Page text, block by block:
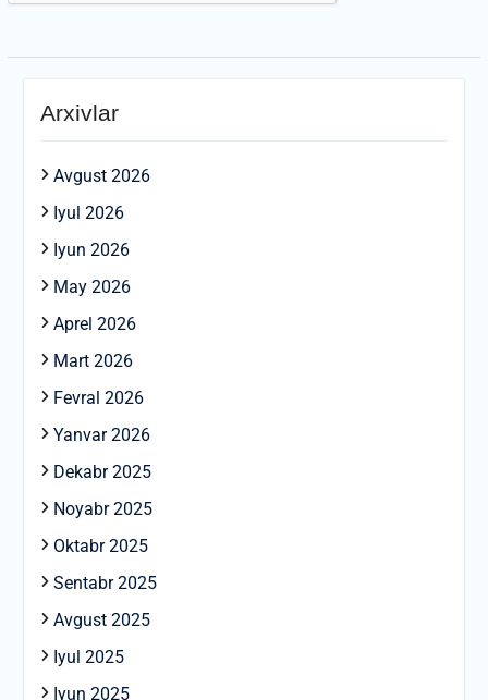
Arxivlar
Avgust 2026
Iyul 2026
Iyun 2026
May 2026
Aprel 2026
Mart 2026
Fevral 2026
Yanvar 2026
Dekabr 2025
Noyabr 2025
Oktabr 2025
Sentabr 2025
Avgust 2025
Iyul 2025
Iyun 2025